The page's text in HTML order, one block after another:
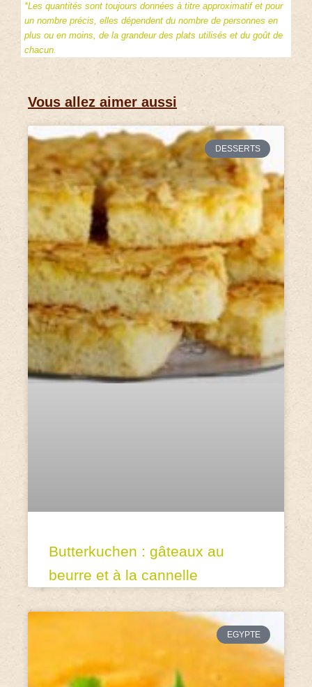
*Les quantités sont toujours données à titre approximatif et pour
un nombre précis, elles dépendent du nombre de personnes en
plus ou en moins, de la grandeur des plats utilisés et du goût de
chacun.
Vous allez aimer aussi
DESSERTS
Butterkuchen : gâteaux au
beurre et à la cannelle
EGYPTE